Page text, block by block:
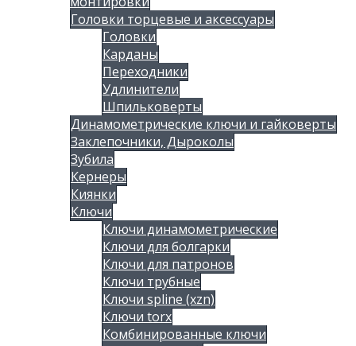
Головки торцевые и аксессуары
Головки
Карданы
Переходники
Удлинители
Шпильковерты
Динамометрические ключи и гайковерты
Заклепочники, Дыроколы
Зубила
Кернеры
Киянки
Ключи
Ключи динамометрические
Ключи для болгарки
Ключи для патронов
Ключи трубные
Ключи spline (xzn)
Ключи torx
Комбинированные ключи